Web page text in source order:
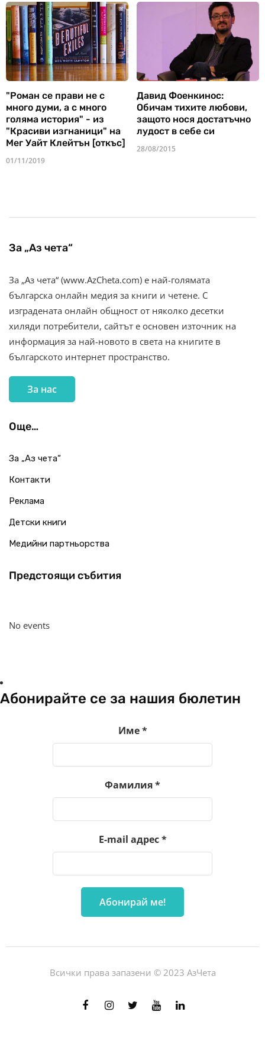
"Роман се прави не с
много думи, а с много
голяма история" - из
"Красиви изгнаници" на
Мег Уайт Клейтън [откъс]
01/11/2019
Давид Фоенкинос:
Обичам тихите любови,
защото нося достатъчно
лудост в себе си
28/08/2015
За „Аз чета“
За „Аз чета“ (www.AzCheta.com) е най-голямата
българска онлайн медия за книги и четене. С
изградената онлайн общност от няколко десетки
хиляди потребители, сайтът е основен източник на
информация за най-новото в света на книгите в
българското интернет пространство.
За нас
Още…
За „Аз чета“
Контакти
Реклама
Детски книги
Медийни партньорства
Предстоящи събития
No events
Абонирайте се за нашия бюлетин
Име*
Фамилия*
E-mail адрес*
Всички права запазени © 2023 АзЧета